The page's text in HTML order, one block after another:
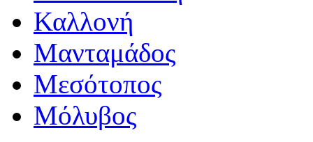
Καλλονή
Μανταμάδος
Μεσότοπος
Μόλυβος